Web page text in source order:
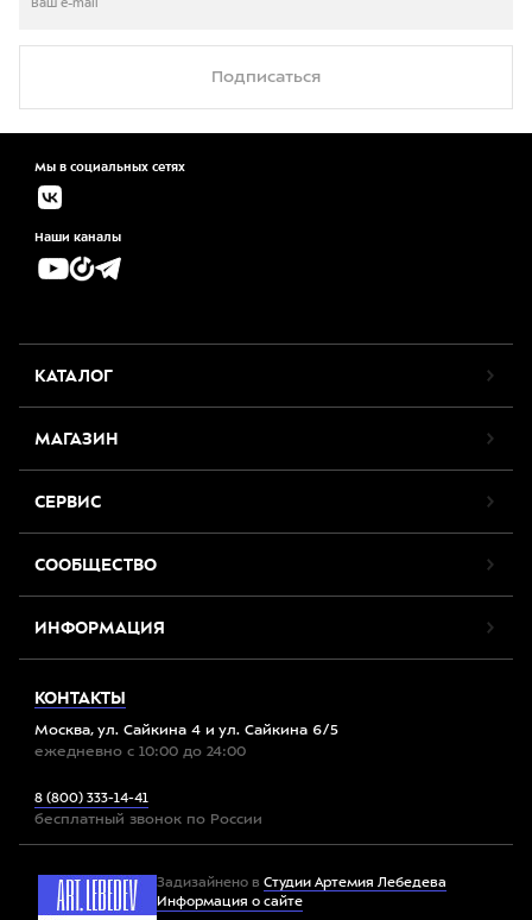
Подписаться
Мы в социальных сетях
Наши каналы
КАТАЛОГ
МАГАЗИН
СЕРВИС
СООБЩЕСТВО
ИНФОРМАЦИЯ
КОНТАКТЫ
Москва, ул. Сайкина 4 и ул. Сайкина 6/5
ежедневно с 10:00 до 24:00
8 (800) 333-14-41
бесплатный звонок по России
Задизайнено в Студии Артемия Лебедева
Информация о сайте